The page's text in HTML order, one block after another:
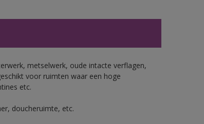
metselwerk, oude intacte verflagen,
voor ruimten waar een hoge
etc.
doucheruimte, etc.